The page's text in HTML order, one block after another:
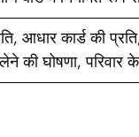
आधार कार्ड की
की घोषणा, परिवार